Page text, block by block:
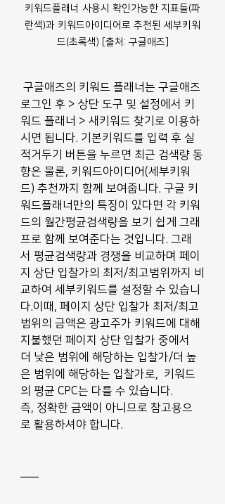
키워드플래너 사용시 확인가능한 지표들(파
란색)과 키워드아이디어로 추천된 세부키워
드(초록색) [출처: 구글애즈]
로그인 후 > 상단 도구 및 설정에서 키
워드 플래너 > 새키워드 찾기로 이용하
시면 됩니다. 기본키워드를 입력 후 실
적거두기 버튼을 누르면 최근 검색량 동
향은 물론, 키워드아이디어(세부키워
드) 추천까지 함께 보여줍니다. 구글 키
워드플래너만의 특징이 있다면 각 키워
드의 월간평균검색량을 보기 쉽게 그래
프로 함께 보여준다는 것입니다. 그래
서 평균검색량과 경쟁을 비교하며 페이
지 상단 입찰가의 최저/최고범위까지 비
교하여 세부키워드를 설정할 수 있습니
다.이때, 페이지 상단 입찰가 최저/최고
범위의 금액은 광고주가 키워드에 대해
지불했던 페이지 상단 입찰가 중에서
더 낮은 범위에 해당하는 입찰가/더 높
은 범위에 해당하는 입찰가로,  키워드
의 평균 CPC는 다를 수 있습니다.
즉, 정확한 금액이 아니므로 참고용으
로 활용하셔야 합니다.